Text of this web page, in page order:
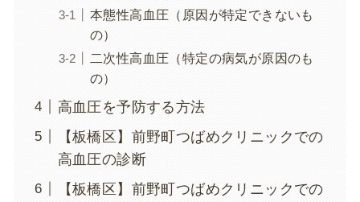
本態性高血圧（原因が特定できないも
の）
二次性高血圧（特定の病気が原因のも
の）
高血圧を予防する方法
【板橋区】前野町つばめクリニックでの
高血圧の診断
【板橋区】前野町つばめクリニックでの